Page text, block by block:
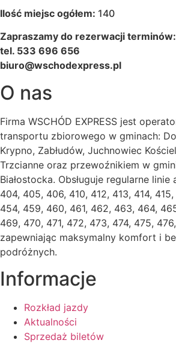
Ilość miejsc ogółem: 140
Zapraszamy do rezerwacji terminów:
tel. 533 696 656
biuro@wschodexpress.pl
O nas
Firma WSCHÓD EXPRESS jest
transportu zbiorowego w gminach:
Krypno, Zabłudów, Juchnowiec
Trzcianne oraz przewoźnikiem w
Białostocka. Obsługuje regularne
404, 405, 406, 410, 412, 413, 414,
454, 459, 460, 461, 462, 463, 464,
469, 470, 471, 472, 473, 474, 475,
zapewniając maksymalny komfort i
podróżnych.
Informacje
Rozkład jazdy
Aktualności
Sprzedaż biletów